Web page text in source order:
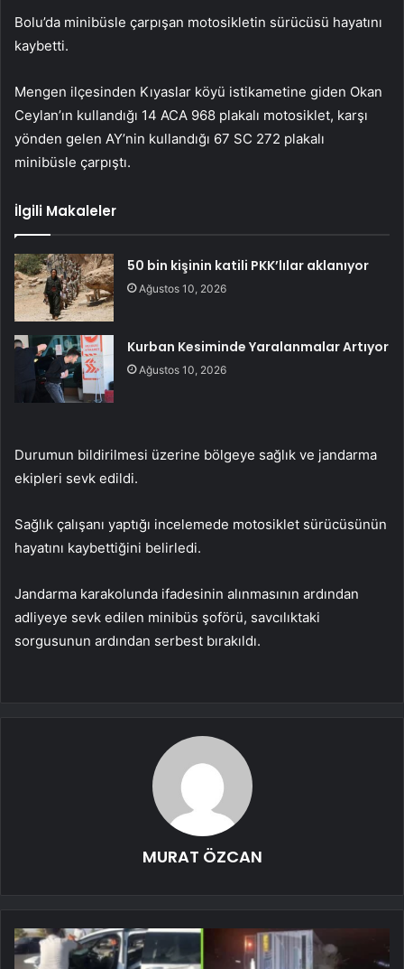
Bolu’da minibüsle çarpışan motosikletin sürücüsü hayatını
kaybetti.
Mengen ilçesinden Kıyaslar köyü istikametine giden Okan
Ceylan’ın kullandığı 14 ACA 968 plakalı motosiklet, karşı
yönden gelen AY’nin kullandığı 67 SC 272 plakalı
minibüsle çarpıştı.
İlgili Makaleler
50 bin kişinin katili PKK’lılar aklanıyor
Ağustos 10, 2026
Kurban Kesiminde Yaralanmalar Artıyor
Ağustos 10, 2026
Durumun bildirilmesi üzerine bölgeye sağlık ve jandarma
ekipleri sevk edildi.
Sağlık çalışanı yaptığı incelemede motosiklet sürücüsünün
hayatını kaybettiğini belirledi.
Jandarma karakolunda ifadesinin alınmasının ardından
adliyeye sevk edilen minibüs şoförü, savcılıktaki
sorgusunun ardından serbest bırakıldı.
MURAT ÖZCAN